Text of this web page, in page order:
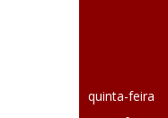
quinta-feira